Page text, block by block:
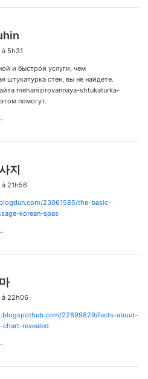
t
:
5h31
и быстрой услуги, чем
штукатурка стен, вы не найдете.
mehanizirovannaya-shtukaturka-
помогут.
지
t
:
21h56
23061585/the-basic-
korean-spas
t
:
à 22h06
22899829/facts-about-
chart-revealed